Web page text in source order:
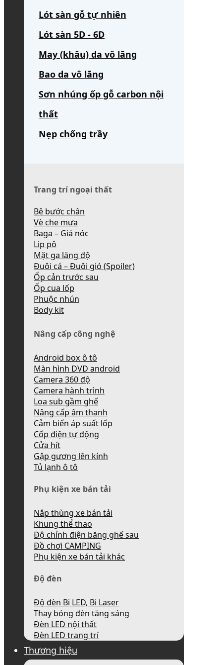
Lót sàn gỗ tự nhiên
Lót sàn 5D - 6D
May (khâu) da vô lăng
Bao da vô lăng
Sơn nhúng ốp gỗ carbon nội
thất
Nẹp chống trầy
Trang trí ngoại thất
Bệ bước chân
Vè che mưa
Baga – Giá nóc
Lip pô
Mặt ga lăng độ
Đuôi cá – Đuôi gió (Spoiler)
Ốp cản trước sau
Ốp cua lốp
Phuộc nhún
Body kit
Nâng cấp công nghệ
Android box ô tô
Màn hình DVD android
Camera 360 độ
Camera hành trình
Loa sub gầm ghế
Nâng cấp âm thanh
Cảm biến áp suất lốp
Cốp điện tự động
Cửa hít
Gập gương lên kính
Tủ lạnh ô tô
Phụ kiện xe bán tải
Nắp thùng xe bán tải
Khung thể thao
Độ chỉnh điện băng ghế sau
Đồ chơi CAMPING
Phụ kiện xe bán tải khác
Độ đèn
Độ đèn Bi LED, Bi Laser
Thay bóng đèn tăng sáng
Đèn LED nội thất
Đèn LED trang trí
Thương hiệu